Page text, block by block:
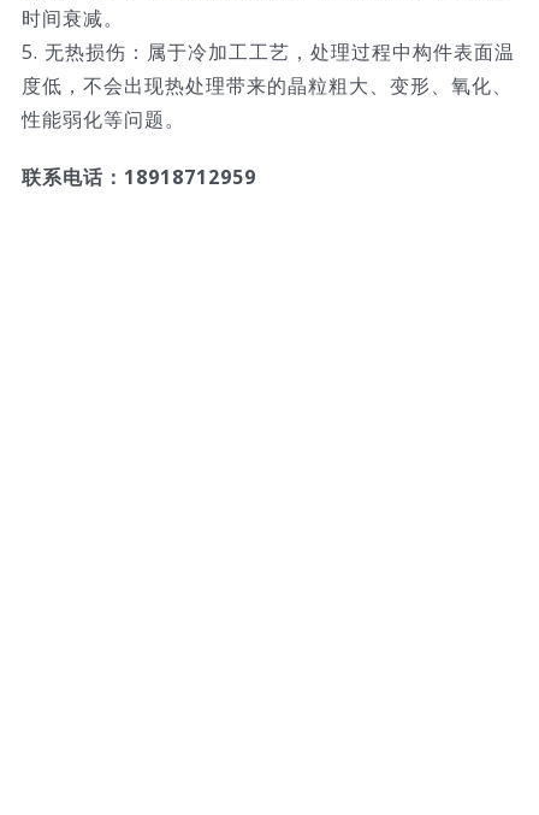
时间衰减。
5. 无热损伤：属于冷加工工艺，处理过程中构件表面温
度低，不会出现热处理带来的晶粒粗大、变形、氧化、
性能弱化等问题。
联系电话：18918712959